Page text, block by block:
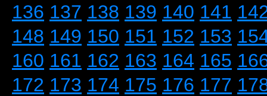
136 137 138 139 140 141
148 149 150 151 152 153
160 161 162 163 164 165
172 173 174 175 176 177